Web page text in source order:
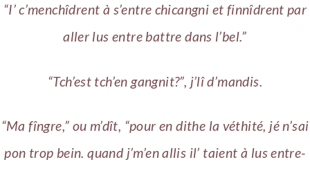
“I’ c’menchîdrent à s’entre chicangni et finnîdrent par
aller lus entre battre dans l’bel.”
“Tch’est tch’en gangnit?”, j’lî d’mandis.
“Ma fîngre,” ou m’dît, “pour en dithe la véthité, jé n’sai
pon trop bein. quand j’m’en allis il’ taient à lus entre-